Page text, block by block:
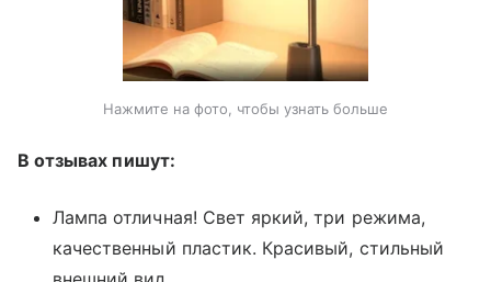
Нажмите на фото, чтобы узнать больше
В отзывах пишут:
Лампа отличная! Свет яркий, три режима,
качественный пластик. Красивый, стильный